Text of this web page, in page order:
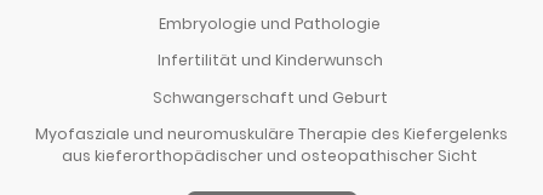
Embryologie und Pathologie
Infertilität und Kinderwunsch
Schwangerschaft und Geburt
Myofasziale und neuromuskuläre Therapie des Kiefergelenks
aus kieferorthopädischer und osteopathischer Sicht